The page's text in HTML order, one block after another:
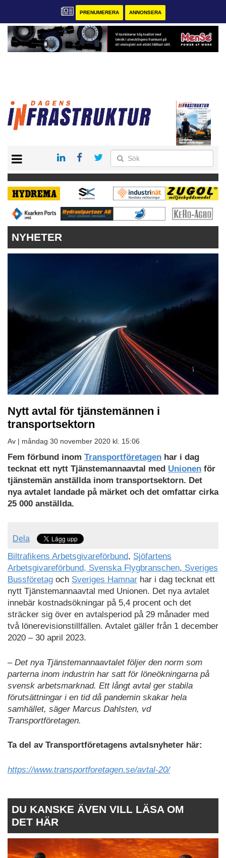
PRENUMERERA ANNONSERA
KONTAKT
VÅRA ANDRA MAGASIN
PRENUMERERA
ANNONSERA
NYHETER
Nytt avtal för tjänstemännen i
transportsektorn
Av | måndag 30 november 2020 kl. 15:06
Fem förbund inom Transportföretagen har i dag
tecknat ett nytt Tjänstemannaavtal med Unionen för
tjänstemän anställda inom transportsektorn. Det
nya avtalet landade på märket och det omfattar cirka
25 000 anställda.
Dela
Biltrafikens Arbetsgivareförbund, Sjöfartens
Arbetsgivareförbund, Svenska Flygbranschen, Sveriges
Bussföretag och Sveriges Hamnar har i dag tecknat ett
nytt Tjänstemannaavtal med Unionen. Det nya avtalet
innebär kostnadsökningar på 5,4 procent och det
sträcker sig över en avtalsperiod på 29 månader med
två lönerevisionstillfällen. Avtalet gäller från 1 december
2020 – 30 april 2023.
– Det nya Tjänstemannaavtalet följer den norm som
parterna inom industrin har satt för löneökningarna på
svensk arbetsmarknad. Ett långt avtal ger stabila
förutsättningar i en tid då pandemin skakar hela
samhället, säger Marcus Dahlsten, vd
Transportföretagen.
Ta del av Transportföretagens avtalsnyheter här:
https://www.transportforetagen.se/avtal-20/
DU KANSKE ÄVEN VILL LÄSA OM
DET HÄR